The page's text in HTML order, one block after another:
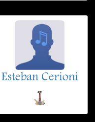
Esteban Cerioni